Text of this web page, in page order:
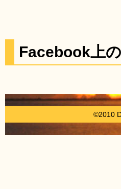
Facebook上
©2010